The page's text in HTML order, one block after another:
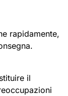
rapidamente,
il